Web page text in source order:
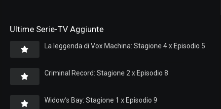
Ultime Serie-TV Aggiunte
La leggenda di Vox Machina: Stagione 4 x Episodio 5
Criminal Record: Stagione 2 x Episodio 8
Widow’s Bay: Stagione 1 x Episodio 9